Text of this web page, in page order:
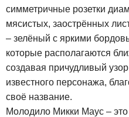
симметричные розетки
мясистых, заострённых
– зелёный с яркими
которые располагаются
создавая причудливый
известного персонажа,
своё название.
Молодило Микки Маус – это